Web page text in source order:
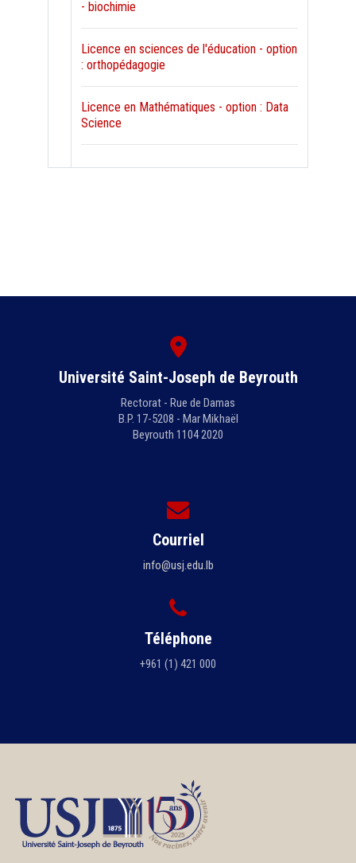
- biochimie
Licence en sciences de l'éducation - option
: orthopédagogie
Licence en Mathématiques - option : Data
Science
Université Saint-Joseph de Beyrouth
Rectorat - Rue de Damas
B.P. 17-5208 - Mar Mikhaël
Beyrouth 1104 2020
Courriel
info@usj.edu.lb
Téléphone
+961 (1) 421 000